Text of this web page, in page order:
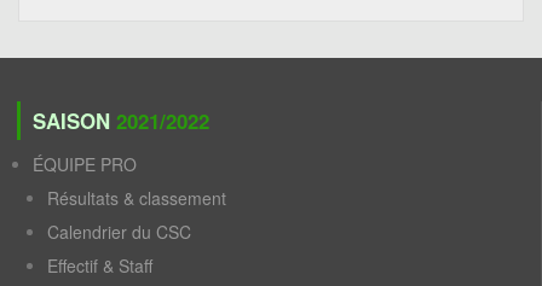
SAISON 2021/2022
ÉQUIPE PRO
Résultats & classement
Calendrier du CSC
Effectif & Staff